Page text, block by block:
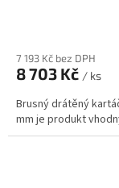
7 193 Kč bez DPH
8 703 Kč / ks
Brusný drátěný
mm je produkt